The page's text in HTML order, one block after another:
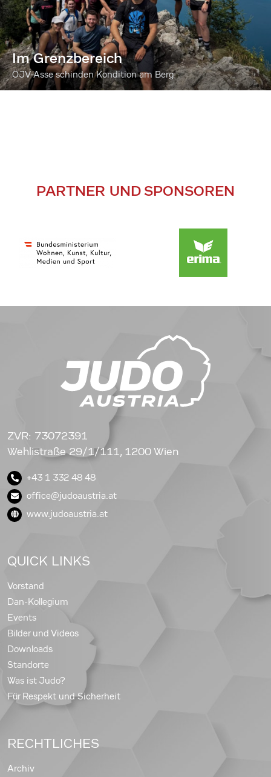
Im Grenzbereich
ÖJV-Asse schinden Kondition am Berg
PARTNER UND SPONSOREN
ZVR: 73072391
Wehlistraße 29/1/111, 1200 Wien
+43 1 332 48 48
office@judoaustria.at
www.judoaustria.at
QUICK LINKS
Vorstand
Dan-Kollegium
Events
Bilder und Videos
Downloads
Standorte
Was ist Judo?
Für Respekt und Sicherheit
RECHTLICHES
Archiv